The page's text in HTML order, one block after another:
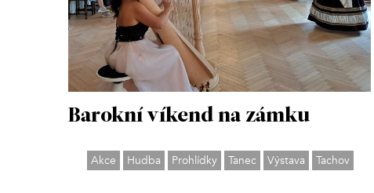
Barokní víkend na zámku
Akce Hudba Prohlídky Tanec Výstava Tachov